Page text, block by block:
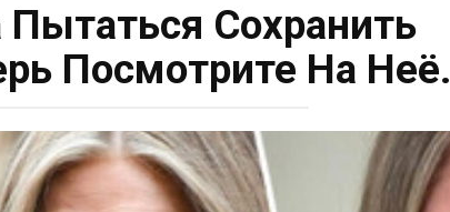
Сохранить
Посмотрите На Неё.